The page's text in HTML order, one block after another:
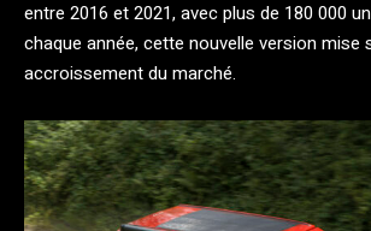
entre 2016 et 2021, avec plus de 180 000
chaque année, cette nouvelle version mise
accroissement du marché.